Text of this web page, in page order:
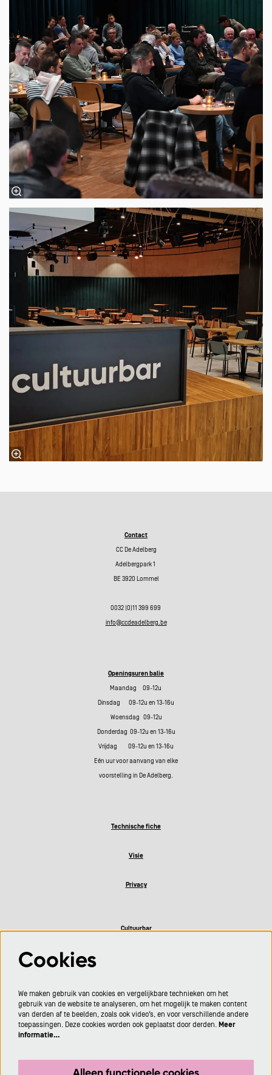
Contact
CC De Adelberg
Adelbergpark 1
BE 3920 Lommel
0032 (0)11 399 699
info@ccdeadelberg.be
Openingsuren balie
Maandag 09-12u
Dinsdag 09-12u en 13-16u
Woensdag 09-12u
Donderdag 09-12u en 13-16u
Vrijdag 09-12u en 13-16u
Eén uur voor aanvang van elke
voorstelling in De Adelberg.
Technische fiche
Visie
Privacy
Cultuurbar
Cookies
We maken gebruik van cookies en vergelijkbare technieken om het
gebruik van de website te analyseren, om het mogelijk te maken content
van derden af te beelden, zoals ook video’s, en voor verschillende andere
toepassingen. Deze cookies worden ook geplaatst door derden. Meer
informatie…